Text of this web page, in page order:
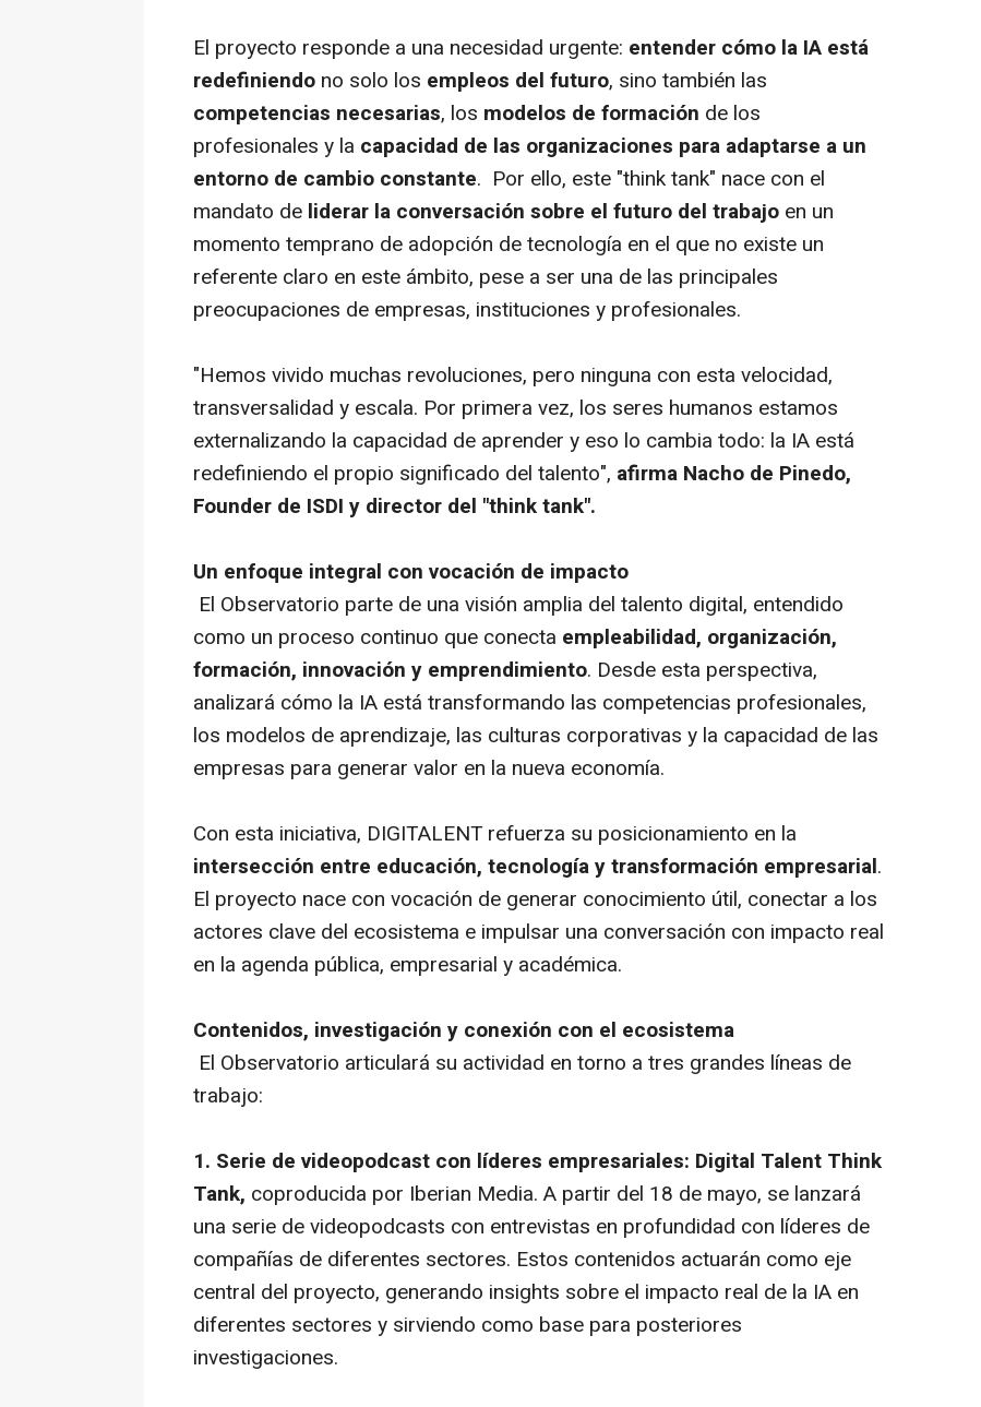
El proyecto responde a una necesidad urgente: entender cómo la IA está
redefiniendo no solo los empleos del futuro, sino también las
competencias necesarias, los modelos de formación de los
profesionales y la capacidad de las organizaciones para adaptarse a un
entorno de cambio constante. Por ello, este "think tank" nace con el
mandato de liderar la conversación sobre el futuro del trabajo en un
momento temprano de adopción de tecnología en el que no existe un
referente claro en este ámbito, pese a ser una de las principales
preocupaciones de empresas, instituciones y profesionales.
"Hemos vivido muchas revoluciones, pero ninguna con esta velocidad,
transversalidad y escala. Por primera vez, los seres humanos estamos
externalizando la capacidad de aprender y eso lo cambia todo: la IA está
redefiniendo el propio significado del talento", afirma Nacho de Pinedo,
Founder de ISDI y director del "think tank".
Un enfoque integral con vocación de impacto
El Observatorio parte de una visión amplia del talento digital, entendido
como un proceso continuo que conecta empleabilidad, organización,
formación, innovación y emprendimiento. Desde esta perspectiva,
analizará cómo la IA está transformando las competencias profesionales,
los modelos de aprendizaje, las culturas corporativas y la capacidad de las
empresas para generar valor en la nueva economía.
Con esta iniciativa, DIGITALENT refuerza su posicionamiento en la
intersección entre educación, tecnología y transformación empresarial.
El proyecto nace con vocación de generar conocimiento útil, conectar a los
actores clave del ecosistema e impulsar una conversación con impacto real
en la agenda pública, empresarial y académica.
Contenidos, investigación y conexión con el ecosistema
El Observatorio articulará su actividad en torno a tres grandes líneas de
trabajo:
1. Serie de videopodcast con líderes empresariales: Digital Talent Think
Tank, coproducida por Iberian Media. A partir del 18 de mayo, se lanzará
una serie de videopodcasts con entrevistas en profundidad con líderes de
compañías de diferentes sectores. Estos contenidos actuarán como eje
central del proyecto, generando insights sobre el impacto real de la IA en
diferentes sectores y sirviendo como base para posteriores
investigaciones.